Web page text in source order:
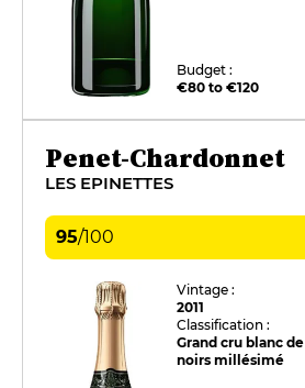
Budget :
€80 to €120
Penet-Chardonnet
LES EPINETTES
95/100
Vintage :
2011
Classification :
Grand cru blanc de
noirs millésimé